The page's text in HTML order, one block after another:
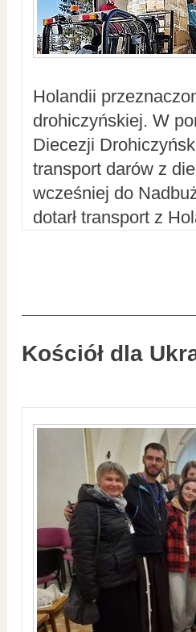
Holandii
drohiczyńskiej. W
Diecezji
transport darów z
wcześniej do
dotarł transport z
Kościół dla